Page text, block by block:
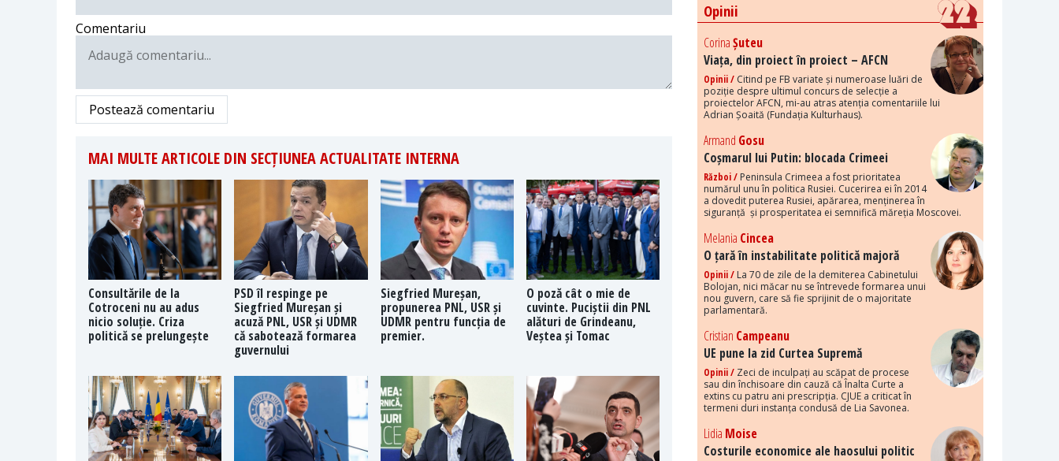
Comentariu
Postează comentariu
MAI MULTE ARTICOLE DIN SECȚIUNEA ACTUALITATE INTERNA
Consultările de la
Cotroceni nu au adus
nicio soluție. Criza
politică se prelungește
PSD îl respinge pe
Siegfried Mureșan și
acuză PNL, USR și UDMR
că sabotează formarea
guvernului
Siegfried Mureșan,
propunerea PNL, USR și
UDMR pentru funcția de
premier.
O poză cât o mie de
cuvinte. Puciștii din PNL
alături de Grindeanu,
Veștea și Tomac
Opinii
CorinaȘuteu
Viața, din proiect în proiect – AFCN
Opinii / Citind pe FB variate și numeroase luări de
poziție despre ultimul concurs de selecție a
proiectelor AFCN, mi-au atras atenția comentariile lui
Adrian Șoaită (Fundația Kulturhaus).
Armand Gosu
Coșmarul lui Putin: blocada Crimeei
Război / Peninsula Crimeea a fost prioritatea
numărul unu în politica Rusiei. Cucerirea ei în 2014
a dovedit puterea Rusiei, apărarea, menținerea în
siguranță și prosperitatea ei semnifică măreția Moscovei.
Melania Cincea
O țară în instabilitate politică majoră
Opinii / La 70 de zile de la demiterea Cabinetului
Bolojan, nici măcar nu se întrevede formarea unui
nou guvern, care să fie sprijinit de o majoritate
parlamentară.
Cristian Campeanu
UE pune la zid Curtea Supremă
Opinii / Zeci de inculpați au scăpat de procese
sau din închisoare din cauză că Înalta Curte a
extins cu patru ani prescripția. CJUE a criticat în
termeni duri instanța condusă de Lia Savonea.
Lidia Moise
Costurile economice ale haosului politic